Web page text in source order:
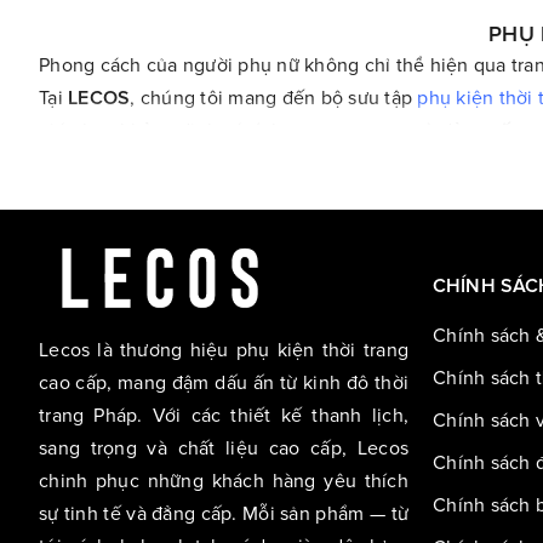
PHỤ
Phong cách của người phụ nữ không chỉ thể hiện qua
Tại LECOS, chúng tôi mang đến bộ sưu tập phụ kiện thời
Ví da nữ cao cấp : Thiết kế gọn nhẹ, sang trọng, phù
: Sự hòa quyện giữa phong cách cổ
Giày da nữ: Từ giày búp bê nhẹ nhàng đến cao gót
Kính mắt nữ thời trang: Bảo vệ đôi mắt và hoàn thiện
LECOS – Tôn vinh vẻ đẹp tinh tế của phái đẹp
Mỗi sản phẩm phụ kiện nữ tại LECOS không chỉ đơn
Lecos là thương hiệu phụ kiện thời trang
cao cấp, mang đậm dấu ấn từ kinh đô thời
trang Pháp. Với các thiết kế thanh lịch,
sang trọng và chất liệu cao cấp, Lecos
chinh phục những khách hàng yêu thích
sự tinh tế và đẳng cấp. Mỗi sản phẩm — từ
CHÍNH
Chính sách
Chính sách
Chính sách
Chính sách
Chính sách